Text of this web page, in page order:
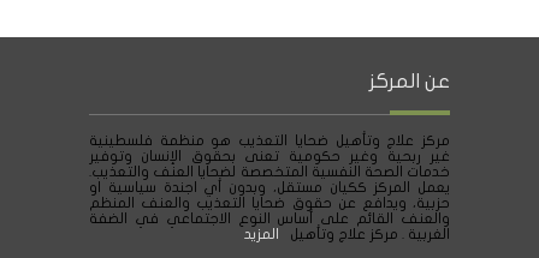
عن المركز
مركز علاج وتأهيل ضحايا التعذيب هو منظمة فلسطينية
غير ربحية وغير حكومية تعنى بحقوق الإنسان وتوفير
خدمات الصحة النفسية المتخصصة لضحايا العنف والتعذيب.
يعمل المركز ككيان مستقل، وبدون أي اجندة سياسية او
حزبية، ويدافع عن حقوق ضحايا التعذيب والعنف المنظم
والعنف القائم على أساس النوع الاجتماعي في الضفة
الغربية . مركز علاج وتأهيل
المزيد